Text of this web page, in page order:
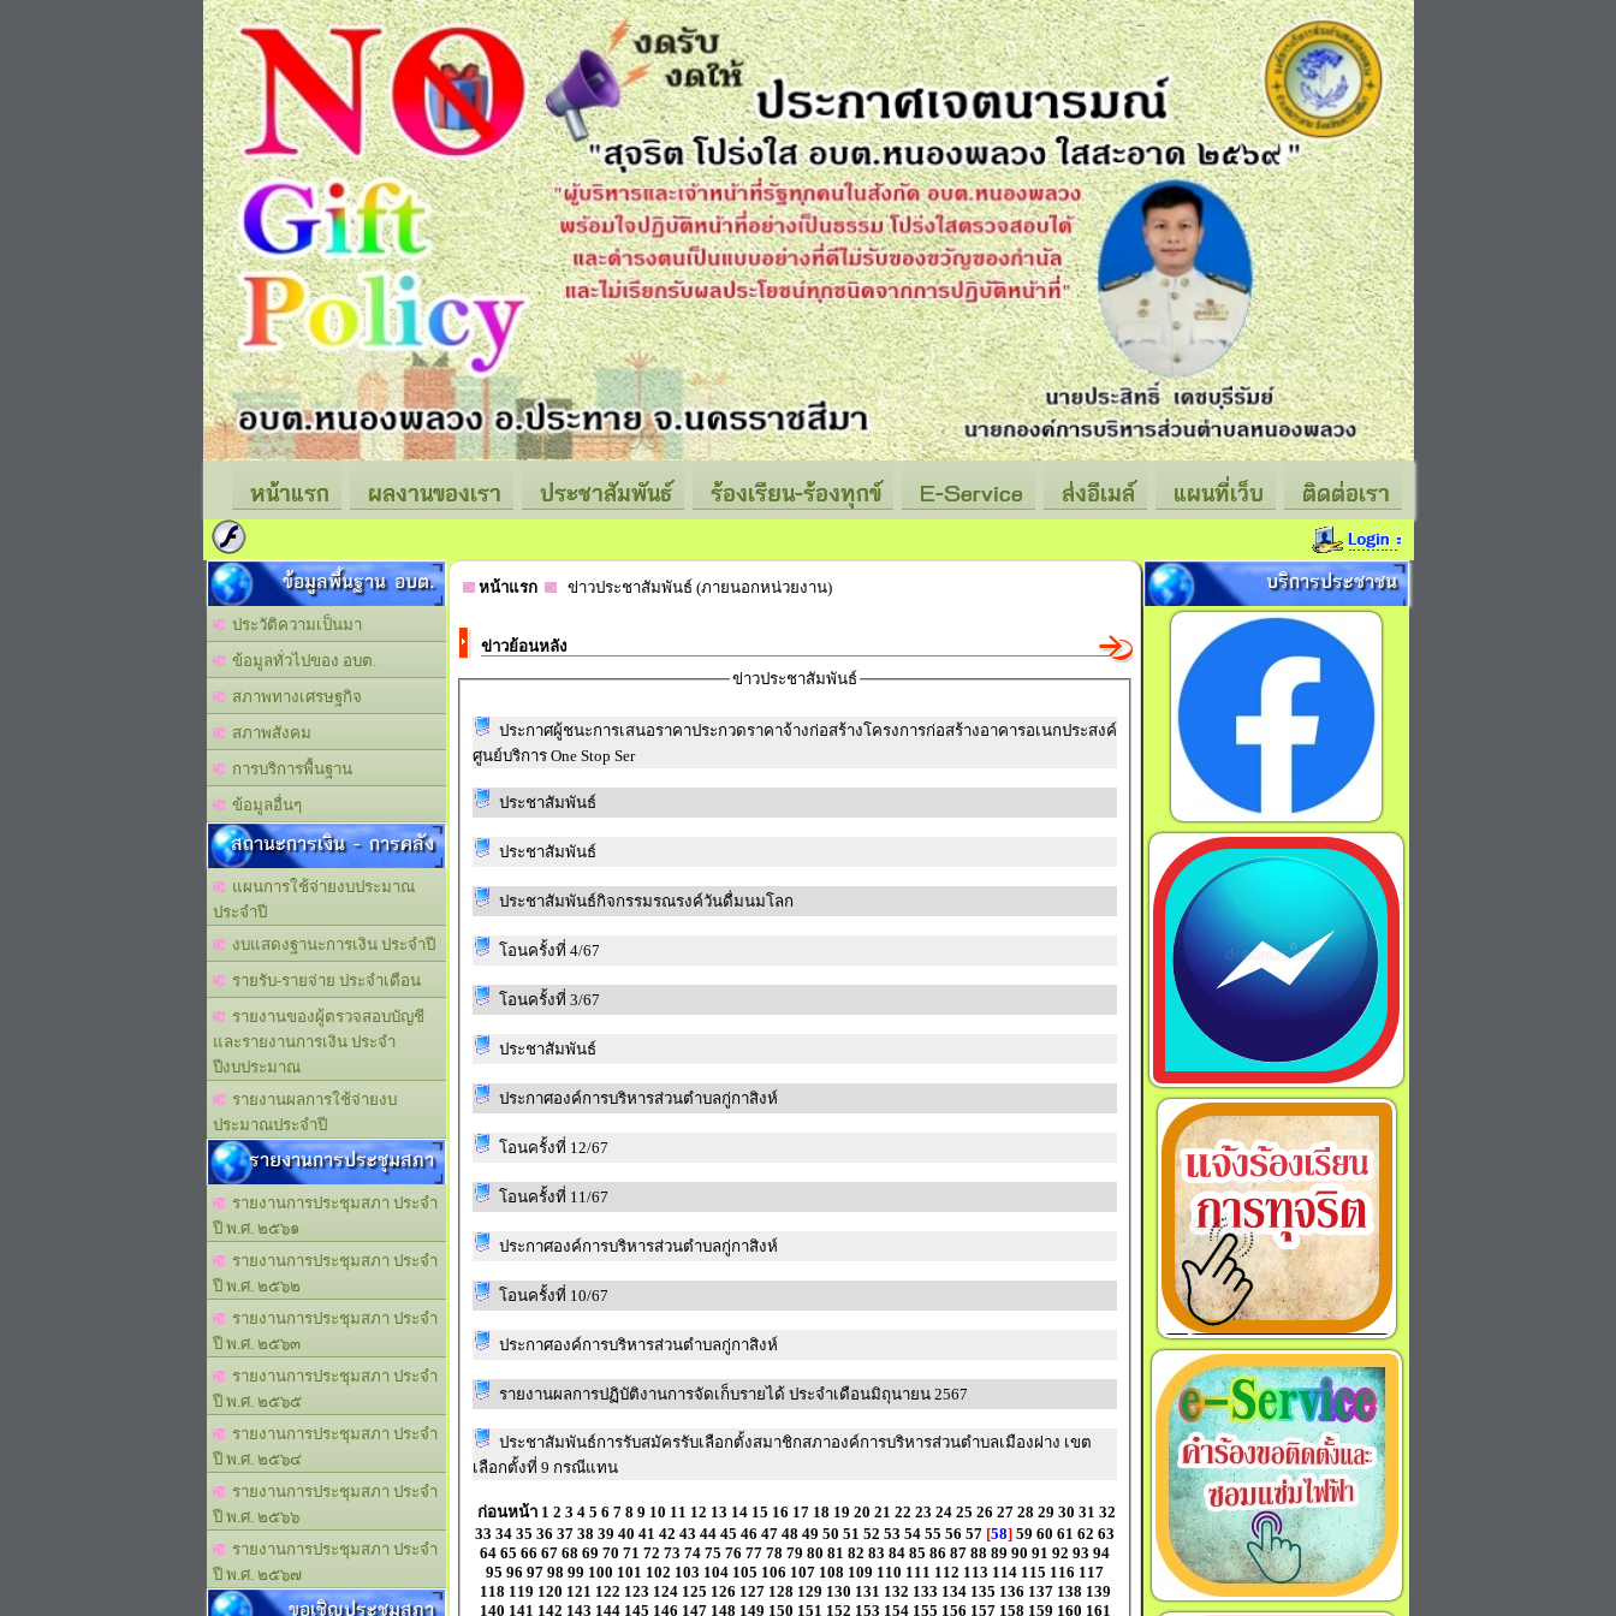
หน้าแรก ผลงานของเรา ประชาสัมพันธ์ ร้องเรียน-ร้องทุกข์ E-Service ส่งอีเมล์ แผนที่เว็บ ติดต่อเรา
ข้อมูลพื้นฐาน อบต.
ประวัติความเป็นมา
ข้อมูลทั่วไปของ อบต.
สภาพทางเศรษฐกิจ
สภาพสังคม
การบริการพื้นฐาน
ข้อมูลอื่นๆ
สถานะการเงิน - การคลัง
แผนการใช้จ่ายงบประมาณ
ประจำปี
งบแสดงฐานะการเงิน ประจำปี
รายรับ-รายจ่าย ประจำเดือน
รายงานของผู้ตรวจสอบบัญชี
และรายงานการเงิน ประจำ
ปีงบประมาณ
รายงานผลการใช้จ่ายงบ
ประมาณประจำปี
รายงานการประชุมสภา
รายงานการประชุมสภา ประจำ
ปี พ.ศ. ๒๕๖๑
รายงานการประชุมสภา ประจำ
ปี พ.ศ. ๒๕๖๒
รายงานการประชุมสภา ประจำ
ปี พ.ศ. ๒๕๖๓
รายงานการประชุมสภา ประจำ
ปี พ.ศ. ๒๕๖๕
รายงานการประชุมสภา ประจำ
ปี พ.ศ. ๒๕๖๔
รายงานการประชุมสภา ประจำ
ปี พ.ศ. ๒๕๖๖
รายงานการประชุมสภา ประจำ
ปี พ.ศ. ๒๕๖๗
หน้าแรก ข่าวประชาสัมพันธ์ (ภายนอกหน่วยงาน)
ข่าวย้อนหลัง
ข่าวประชาสัมพันธ์
ประกาศผู้ชนะการเสนอราคาประกวดราคาจ้างก่อสร้างโครงการก่อสร้างอาคารอเนกประสงค์
ศูนย์บริการ One Stop Ser
ประชาสัมพันธ์
ประชาสัมพันธ์
ประชาสัมพันธ์กิจกรรมรณรงค์วันดื่มนมโลก
โอนครั้งที่ 4/67
โอนครั้งที่ 3/67
ประชาสัมพันธ์
ประกาศองค์การบริหารส่วนตำบลกู่กาสิงห์
โอนครั้งที่ 12/67
โอนครั้งที่ 11/67
ประกาศองค์การบริหารส่วนตำบลกู่กาสิงห์
โอนครั้งที่ 10/67
ประกาศองค์การบริหารส่วนตำบลกู่กาสิงห์
รายงานผลการปฏิบัติงานการจัดเก็บรายได้ ประจำเดือนมิถุนายน 2567
ประชาสัมพันธ์การรับสมัครรับเลือกตั้งสมาชิกสภาองค์การบริหารส่วนตำบลเมืองฝาง เขต
เลือกตั้งที่ 9 กรณีแทน
ก่อนหน้า 1 2 3 4 5 6 7 8 9 10 11 12 13 14 15 16 17 18 19 20 21 22 23 24 25 26 27 28 29 30 31 32
33 34 35 36 37 38 39 40 41 42 43 44 45 46 47 48 49 50 51 52 53 54 55 56 57 [58] 59 60 61 62 63
64 65 66 67 68 69 70 71 72 73 74 75 76 77 78 79 80 81 82 83 84 85 86 87 88 89 90 91 92 93 94
95 96 97 98 99 100 101 102 103 104 105 106 107 108 109 110 111 112 113 114 115 116 117
118 119 120 121 122 123 124 125 126 127 128 129 130 131 132 133 134 135 136 137 138 139
140 141 142 143 144 145 146 147 148 149 150 151 152 153 154 155 156 157 158 159 160 161
บริการประชาชน